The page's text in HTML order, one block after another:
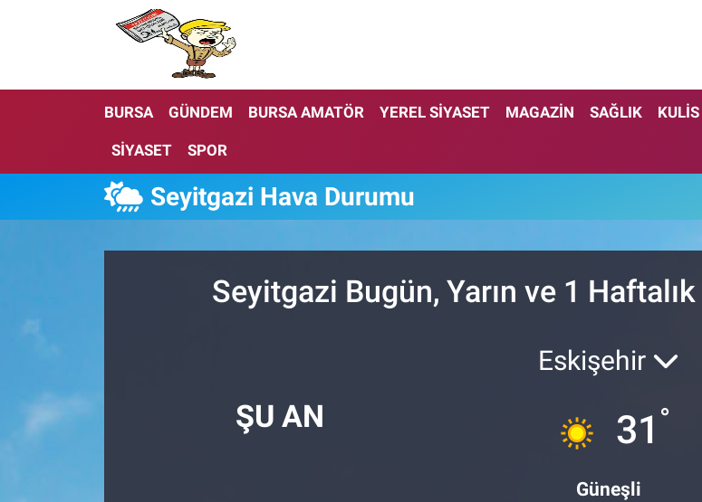
BURSA GÜNDEM BURSA AMATÖR YEREL SİYASET MAGAZİN SAĞLIK KULİS
SİYASET SPOR
Seyitgazi Hava Durumu
Seyitgazi Bugün, Yarın ve 1
ŞU AN
Eskişehir
31 °
Güneşli